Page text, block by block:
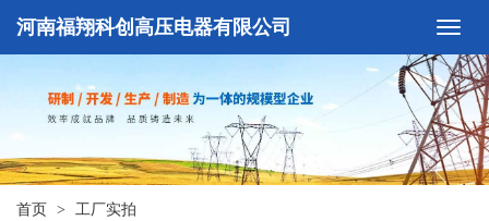
河南福翔科创高压电器有限公司
首页 工厂实拍